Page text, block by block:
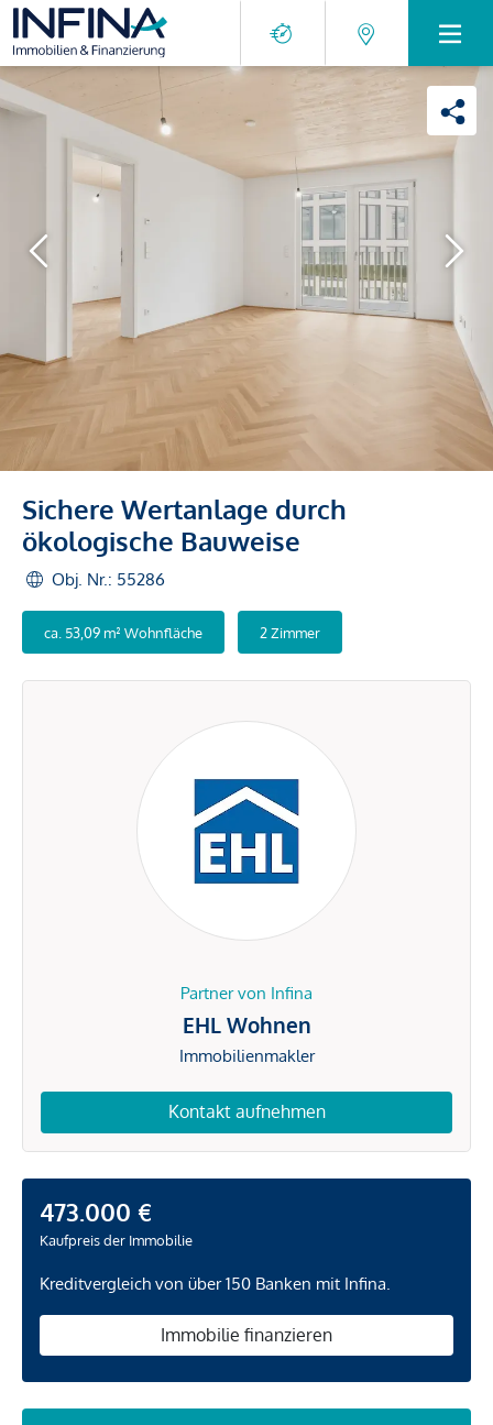
Sichere Wertanlage durch
ökologische Bauweise
Obj. Nr.: 55286
ca. 53,09 m² Wohnfläche 2 Zimmer
Partner von Infina
EHL Wohnen
Immobilienmakler
Kontakt aufnehmen
473.000 €
Kaufpreis der Immobilie
Kreditvergleich von über 150 Banken mit Infina.
Immobilie finanzieren